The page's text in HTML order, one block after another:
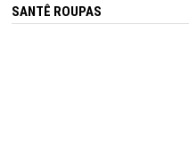
SANTÊ ROUPAS